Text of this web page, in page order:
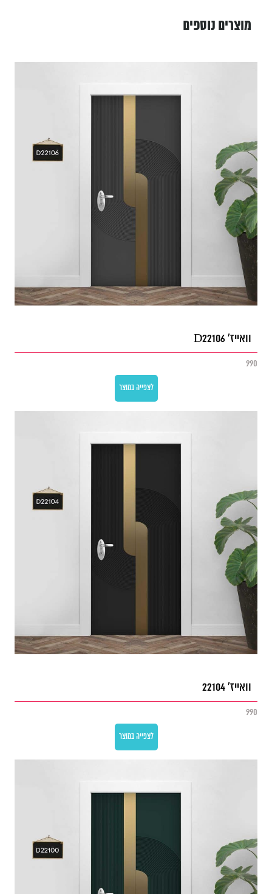
מוצרים נוספים
וואייז' D22106
990
לצפייה במוצר
וואייז' 22104
990
לצפייה במוצר